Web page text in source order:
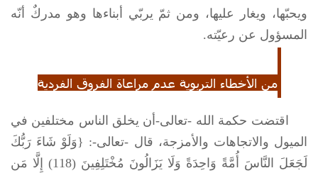
ويحبّها، ويغار عليها، ومن ثمّ يربّي أبناءها وهو مدركٌ أنّه
المسؤول عن رعيّته.
من الأخطاء التربوية عدم مراعاة الفروق الفردية
اقتضت حكمة الله -تعالى-أن يخلق الناس مختلفين في
الميول والاتجاهات والأمزجة، قال -تعالى-: {وَلَوْ شَاءَ رَبُّكَ
لَجَعَلَ النَّاسَ أُمَّةً وَاحِدَةً وَلَا يَزَالُونَ مُخْتَلِفِينَ (118) إِلَّا مَن